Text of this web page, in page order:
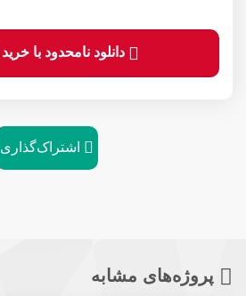
دانلود نامحدود با
اشتراک‌گذاری
پروژه‌های مشابه